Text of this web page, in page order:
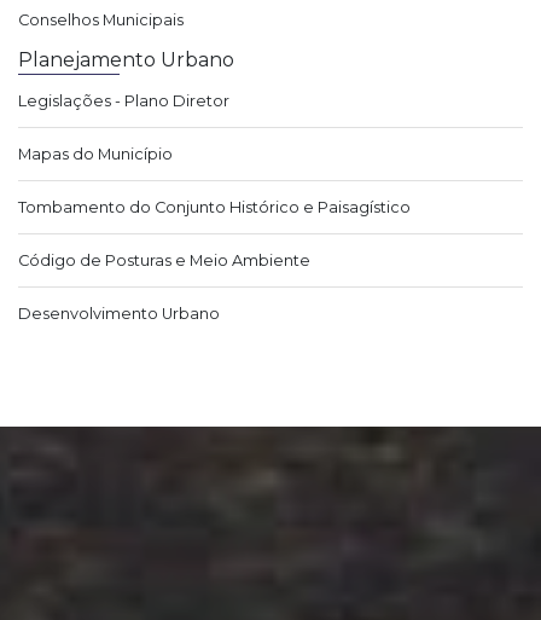
Conselhos Municipais
Planejamento Urbano
Legislações - Plano Diretor
Mapas do Município
Tombamento do Conjunto Histórico e Paisagístico
Código de Posturas e Meio Ambiente
Desenvolvimento Urbano